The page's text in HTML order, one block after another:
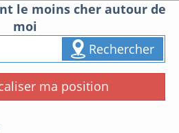
le moins cher autour de
moi
Rechercher
ma position